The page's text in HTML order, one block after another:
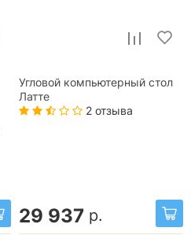
Угловой компьютерный стол
Латте
2 отзыва
29 937 р.